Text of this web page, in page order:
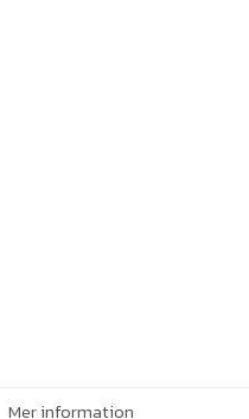
Mer information